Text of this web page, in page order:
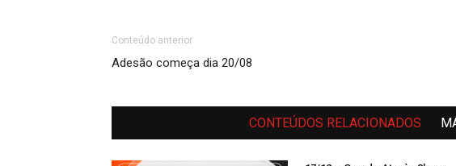
Conteúdo anterior
Adesão começa dia 20/08
CONTEÚDOS RELACIONADOS